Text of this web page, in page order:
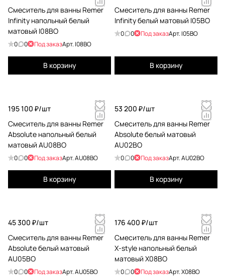
Смеситель для ванны Remer
Infinity напольный белый
матовый I08BO
0 0 Под заказАрт. I08BO
В корзину
Смеситель для ванны Remer
Infinity белый матовый I05BO
0 0 Под заказАрт. I05BO
В корзину
195 100 ₽/шт
Смеситель для ванны Remer
Absolute напольный белый
матовый AU08BO
0 0 Под заказАрт.AU08BO
В корзину
53 200 ₽/шт
Смеситель для ванны Remer
Absolute белый матовый
AU02BO
0 0 Под заказАрт.AU02BO
В корзину
45 300 ₽/шт
Смеситель для ванны Remer
Absolute белый матовый
AU05BO
0 0 Под заказАрт.AU05BO
176 400 ₽/шт
Смеситель для ванны Remer
X-style напольный белый
матовый X08BO
0 0 Под заказАрт.X08BO